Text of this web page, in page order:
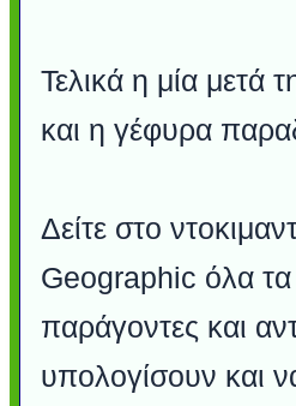
Τελικά η μία μετά
και η γέφυρα
Δείτε στο
Geographic όλα τα
παράγοντες και
υπολογίσουν και